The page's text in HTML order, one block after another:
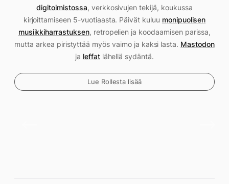
digitoimistossa, verkkosivujen tekijä, koukussa
kirjoittamiseen 5-vuotiaasta. Päivät kuluu monipuolisen
musiikkiharrastuksen, retropelien ja koodaamisen parissa,
mutta arkea piristyttää myös vaimo ja kaksi lasta. Mastodon
ja leffatlähellä sydäntä.
Lue Rollesta lisää